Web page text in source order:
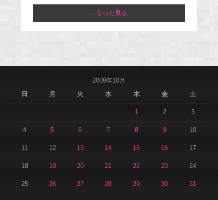
...もっと見る
2009年10月
日
月 火 水 木 金 土
1 2 3
4 5 6 7 8 9 10
11 12 13 14 15 16 17
18 19 20 21 22 23 24
25 26 27 28 29 30 31